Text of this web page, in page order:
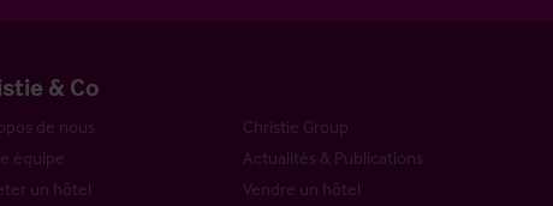
& Co
de nous
Christie Group
équipe
Actualités & Publications
un hôtel
Vendre un hôtel